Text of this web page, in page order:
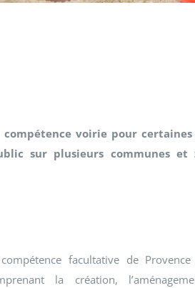
voirie pour certaines
sur plusieurs communes et
facultative de Provence
la création,